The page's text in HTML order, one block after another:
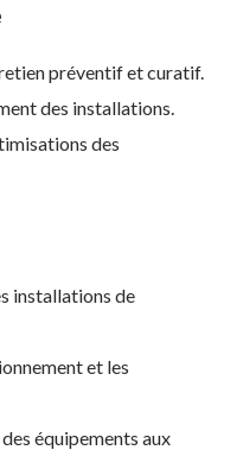
préventif et curatif.
des installations.
des
installations de
et les
équipements aux